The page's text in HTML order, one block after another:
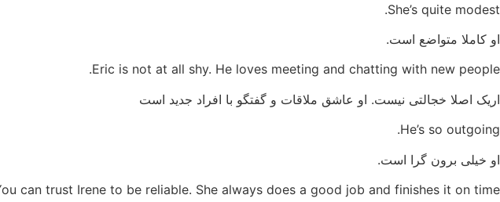
She’s quite modest.
او کاملا متواضع است.
Eric is not at all shy. He loves meeting and chatting with new people.
اریک اصلا خجالتی نیست. او عاشق ملاقات و گفتگو با افراد جدید است
He’s so outgoing.
او خیلی برون گرا است.
can trust Irene to be reliable. She always does a good job and finishes it on time.